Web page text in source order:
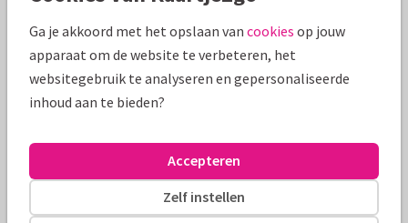
Productinformatie
Een leuke felicitatiekaart verhuizen met een stoere retro
bakfiets voor spullen zoals lampen, dozen, bloemen,
Alle kaarten zijn helemaal naar wens aan te passen
Felicitatiekaarten Anet van de Vorst Nieuwe woning
Ga je akkoord met het opslaan van cookies op jouw
apparaat om de website te verbeteren, het
websitegebruik te analyseren en gepersonaliseerde
inhoud aan te bieden?
Zelf instellen
Accepteren